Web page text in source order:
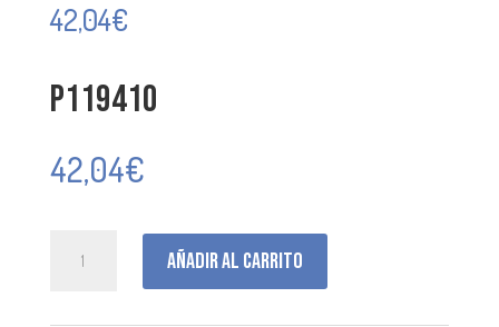
42,04€
P119410
42,04€
Añadir al carrito